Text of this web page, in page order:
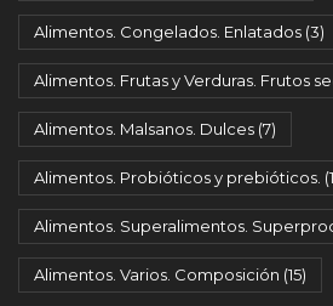
Alimentos. Congelados. Enlatados (3)
Alimentos. Frutas y Verduras. Frutos
Alimentos. Malsanos. Dulces (7)
Alimentos. Probióticos y prebióticos.
Alimentos. Superalimentos.
Alimentos. Varios. Composición (15)